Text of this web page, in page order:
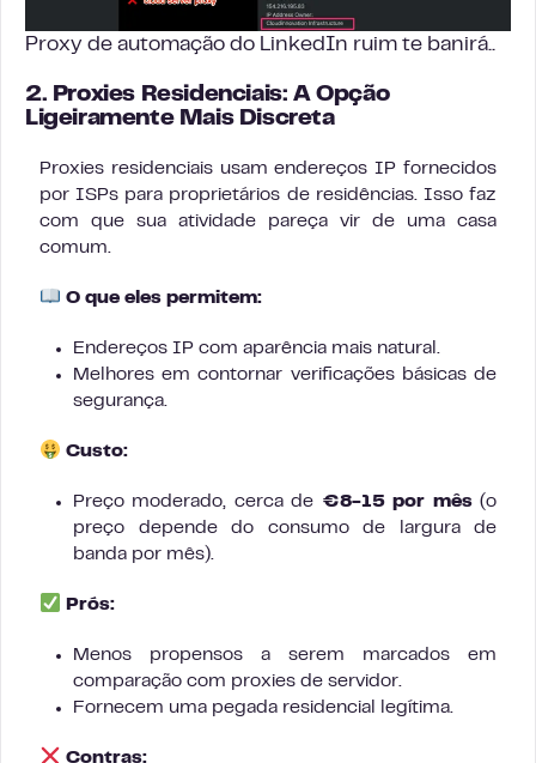
Proxy de automação do LinkedIn ruim te banirá..
2. Proxies Residenciais: A Opção
Ligeiramente Mais Discreta
Proxies residenciais usam endereços IP fornecidos
por ISPs para proprietários de residências. Isso faz
com que sua atividade pareça vir de uma casa
comum.
O que eles permitem:
Endereços IP com aparência mais natural.
Melhores em contornar verificações básicas de
segurança.
Custo:
Preço moderado, cerca de €8-15 por mês(o
preço depende do consumo de largura de
banda por mês).
Prós:
Menos propensos a serem marcados em
comparação com proxies de servidor.
Fornecem uma pegada residencial legítima.
Contras: